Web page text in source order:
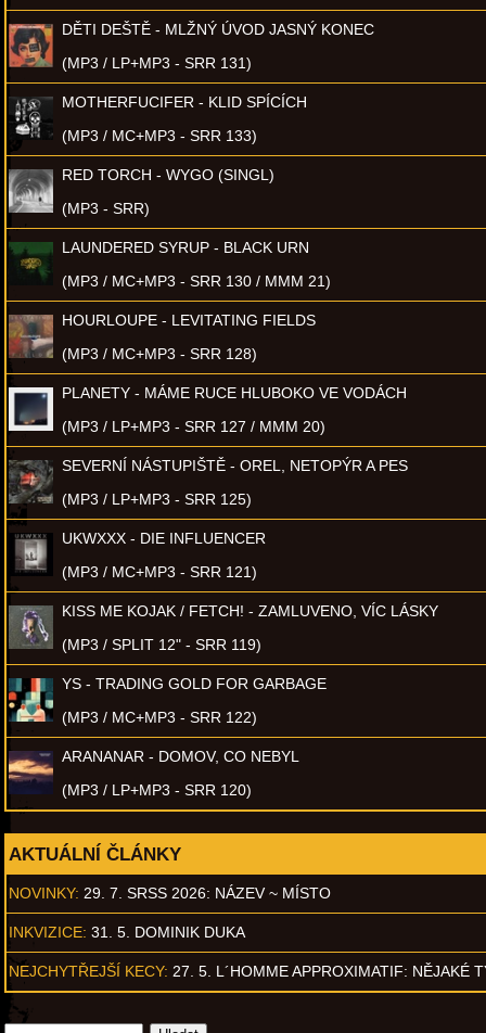
DĚTI DEŠTĚ - MLŽNÝ ÚVOD JASNÝ KONEC
(MP3 / LP+MP3 - SRR 131)
MOTHERFUCIFER - KLID SPÍCÍCH
(MP3 / MC+MP3 - SRR 133)
RED TORCH - WYGO (SINGL)
(MP3 - SRR)
LAUNDERED SYRUP - BLACK URN
(MP3 / MC+MP3 - SRR 130 / MMM 21)
HOURLOUPE - LEVITATING FIELDS
(MP3 / MC+MP3 - SRR 128)
PLANETY - MÁME RUCE HLUBOKO VE VODÁCH
(MP3 / LP+MP3 - SRR 127 / MMM 20)
SEVERNÍ NÁSTUPIŠTĚ - OREL, NETOPÝR A PES
(MP3 / LP+MP3 - SRR 125)
UKWXXX - DIE INFLUENCER
(MP3 / MC+MP3 - SRR 121)
KISS ME KOJAK / FETCH! - ZAMLUVENO, VÍC LÁSKY
(MP3 / SPLIT 12" - SRR 119)
YS - TRADING GOLD FOR GARBAGE
(MP3 / MC+MP3 - SRR 122)
ARANANAR - DOMOV, CO NEBYL
(MP3 / LP+MP3 - SRR 120)
AKTUÁLNÍ ČLÁNKY
NOVINKY: 29. 7. SRSS 2026: NÁZEV ~ MÍSTO
INKVIZICE: 31. 5. DOMINIK DUKA
NEJCHYTŘEJŠÍ KECY: 27. 5. L´HOMME APPROXIMATIF: NĚJAKÉ